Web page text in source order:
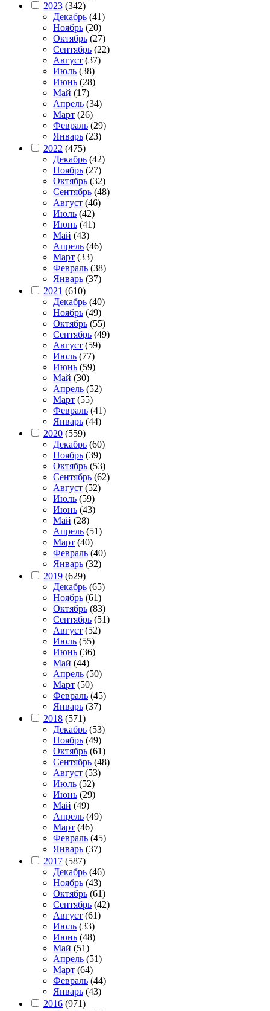
2023 (342)
Декабрь (41)
Ноябрь (20)
Октябрь (27)
Сентябрь (22)
Август (37)
Июль (38)
Июнь (28)
Май (17)
Апрель (34)
Март (26)
Февраль (29)
Январь (23)
2022 (475)
Декабрь (42)
Ноябрь (27)
Октябрь (32)
Сентябрь (48)
Август (46)
Июль (42)
Июнь (41)
Май (43)
Апрель (46)
Март (33)
Февраль (38)
Январь (37)
2021 (610)
Декабрь (40)
Ноябрь (49)
Октябрь (55)
Сентябрь (49)
Август (59)
Июль (77)
Июнь (59)
Май (30)
Апрель (52)
Март (55)
Февраль (41)
Январь (44)
2020 (559)
Декабрь (60)
Ноябрь (39)
Октябрь (53)
Сентябрь (62)
Август (52)
Июль (59)
Июнь (43)
Май (28)
Апрель (51)
Март (40)
Февраль (40)
Январь (32)
2019 (629)
Декабрь (65)
Ноябрь (61)
Октябрь (83)
Сентябрь (51)
Август (52)
Июль (55)
Июнь (36)
Май (44)
Апрель (50)
Март (50)
Февраль (45)
Январь (37)
2018 (571)
Декабрь (53)
Ноябрь (49)
Октябрь (61)
Сентябрь (48)
Август (53)
Июль (52)
Июнь (29)
Май (49)
Апрель (49)
Март (46)
Февраль (45)
Январь (37)
2017 (587)
Декабрь (46)
Ноябрь (43)
Октябрь (61)
Сентябрь (42)
Август (61)
Июль (33)
Июнь (48)
Май (51)
Апрель (51)
Март (64)
Февраль (44)
Январь (43)
2016 (971)